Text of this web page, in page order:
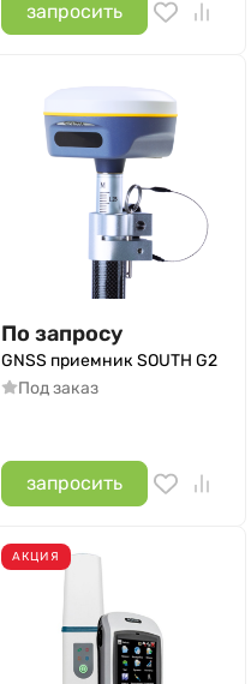
запросить
По запросу
GNSS приемник SOUTH G2
Под заказ
запросить
АКЦИЯ